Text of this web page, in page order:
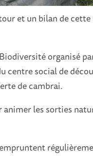
et un bilan de cette
organisé
centre social de
de cambrai.
animer les sorties